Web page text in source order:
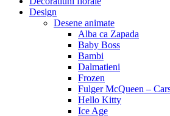
Design
Desene animate
Alba ca Zapada
Baby Boss
Bambi
Dalmatieni
Frozen
Fulger McQueen –
Hello Kitty
Ice Age